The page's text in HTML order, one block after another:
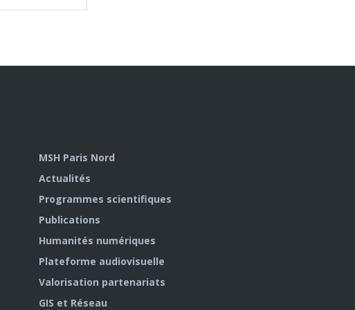
MSH Paris Nord
Actualités
Programmes scientifiques
Publications
Humanités numériques
Plateforme audiovisuelle
Valorisation partenariats
GIS et Réseau